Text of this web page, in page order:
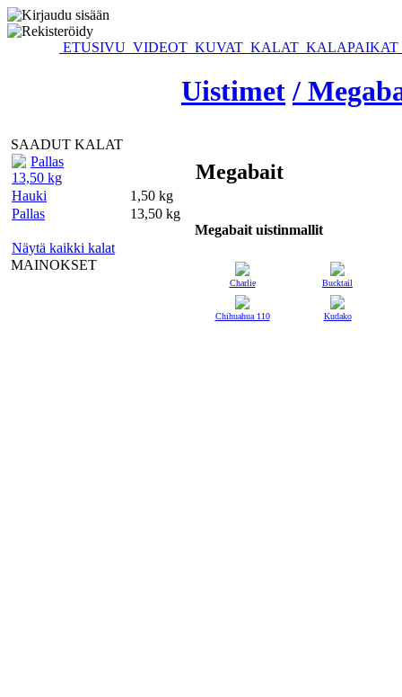
ETUSIVU VIDEOT KUVAT KALAT KALAPAIKAT
SAADUT KALAT
Pallas
13,50 kg
Hauki
1,50 kg
Pallas
13,50 kg
Näytä kaikki kalat
MAINOKSET
Uistimet /
Megabait
Megabait uistinmallit
Charlie Bucktail
Chihuahua 110 Kudako